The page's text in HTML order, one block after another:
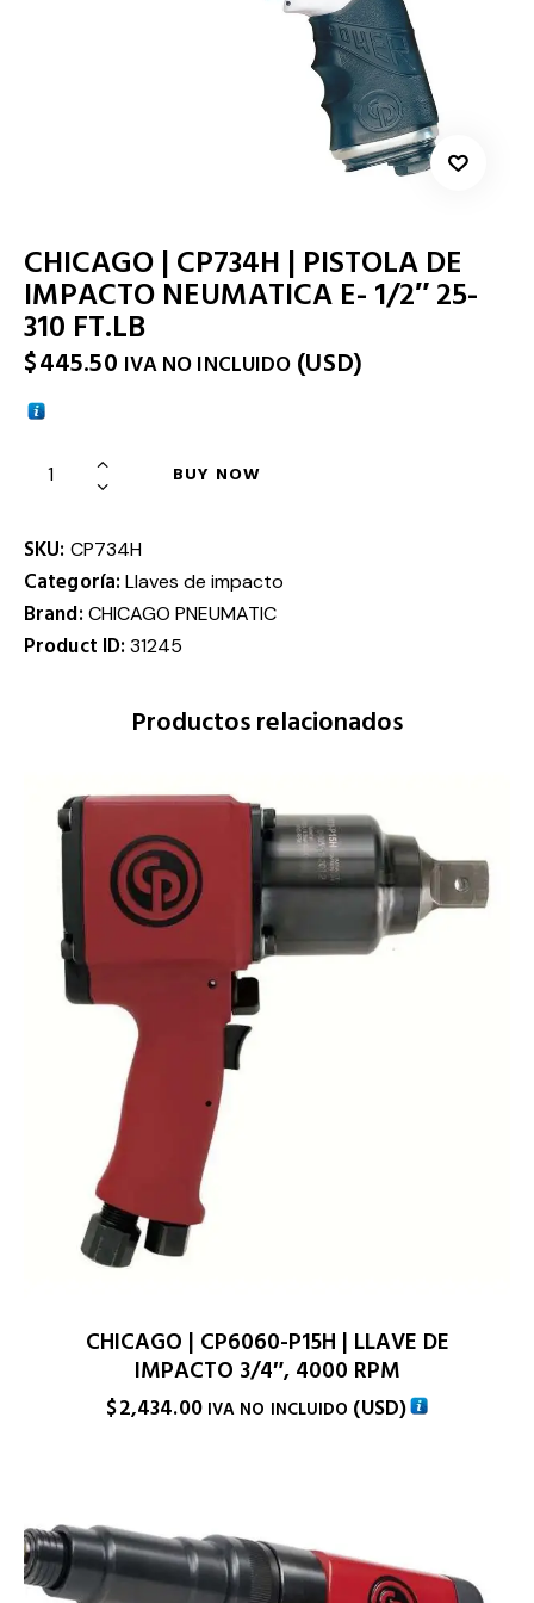
CHICAGO | CP734H | PISTOLA DE
IMPACTO NEUMATICA E- 1/2″ 25-
310 FT.LB
$445.50 IVA NO INCLUIDO (USD)
BUY NOW
SKU: CP734H
Categoría:Llaves de impacto
Brand: CHICAGO PNEUMATIC
Product ID:31245
Productos relacionados
CHICAGO | CP6060-P15H | LLAVE DE
IMPACTO 3/4″, 4000 RPM
$2,434.00 IVA NO INCLUIDO (USD)